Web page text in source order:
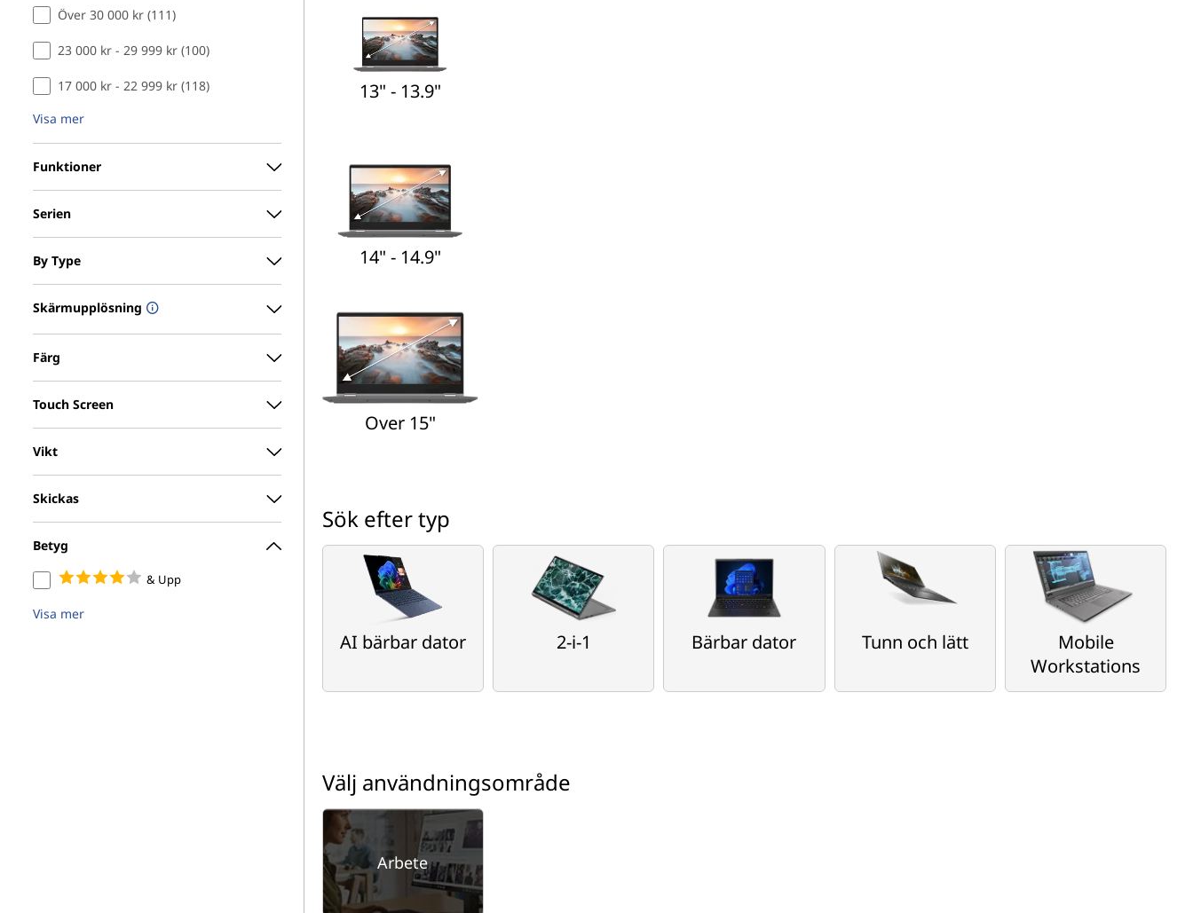
Över 30 000 kr (111)
23 000 kr - 29 999 kr (100)
17 000 kr - 22 999 kr (118)
Visa mer
Funktioner
Serien
By Type
Skärmupplösning
Färg
Touch Screen
Vikt
Skickas
Betyg
& Upp
Visa mer
13" - 13.9"
14" - 14.9"
Over 15"
Sök efter typ
AI bärbar dator 2-i-1 Bärbar dator Tunn och lätt
Mobile
Workstations
Välj användningsområde
Arbete